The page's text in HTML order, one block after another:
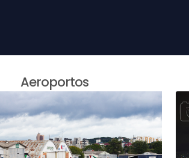
Aeroportos